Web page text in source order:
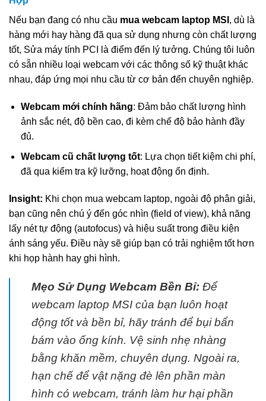
Nếu bạn đang có nhu cầu mua webcam laptop MSI , dù là
hàng mới hay hàng đã qua sử dụng nhưng còn chất lượng
tốt, Sửa máy tính PCI là điểm đến lý tưởng. Chúng tôi luôn
có sẵn nhiều loại webcam với các thông số kỹ thuật khác
nhau, đáp ứng mọi nhu cầu từ cơ bản đến chuyên nghiệp.
Webcam mới chính hãng: Đảm bảo chất lượng hình
ảnh sắc nét, độ bền cao, đi kèm chế độ bảo hành đầy
đủ.
Webcam cũ chất lượng tốt: Lựa chọn tiết kiệm chi phí,
đã qua kiểm tra kỹ lưỡng, hoạt động ổn định.
Insight: Khi chọn mua webcam laptop, ngoài độ phân giải,
bạn cũng nên chú ý đến góc nhìn (field of view), khả năng
lấy nét tự động (autofocus) và hiệu suất trong điều kiện
ánh sáng yếu. Điều này sẽ giúp bạn có trải nghiệm tốt hơn
khi họp hành hay ghi hình.
Mẹo Sử Dụng Webcam Bền Bỉ: Để
webcam laptop MSI của bạn luôn hoạt
động tốt và bền bỉ, hãy tránh để bụi bẩn
bám vào ống kính. Vệ sinh nhẹ nhàng
bằng khăn mềm, chuyên dụng. Ngoài ra,
hạn chế để vật nặng đè lên phần màn
hình có webcam, tránh làm hư hại phần